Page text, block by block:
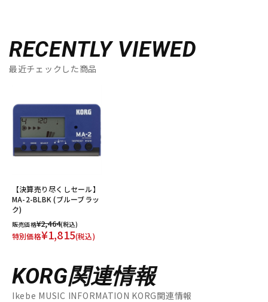
RECENTLY VIEWED
最近チェックした商品
【決算売り尽くしセール】
MA-2-BLBK (ブルーブラッ
ク)
販売価格¥2,464(税込)
特別価格¥1,815(税込)
KORG関連情報
Ikebe MUSIC INFORMATION KORG関連情報